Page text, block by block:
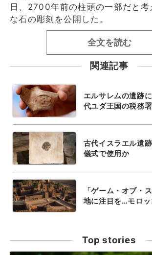
日、2700年前の柱頭の一部だと考
な石の彫刻を公開した。
全文を読む
関連記事
エルサレムの遺跡
代ユダ王国の税務
古代イスラエル遺
儀式で使用か
「ゲーム・オブ・
地に注目を…モロ
Top stories